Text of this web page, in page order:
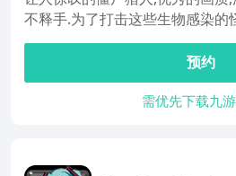
不释手.为了打击这些生物感染的
预约
需优先下载九